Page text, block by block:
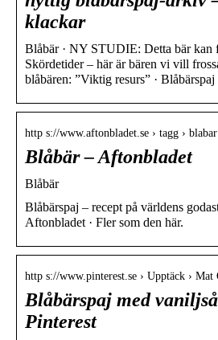
klackar
Blåbär · NY STUDIE: Detta bär kan
Skördetider – här är bären vi vill
blåbären: ”Viktig resurs” ·
http s://www.aftonbladet.se › tagg › blabar
Blåbär – Aftonbladet
Blåbär
Blåbärspaj – recept på världens
Aftonbladet · Fler som den här.
http s://www.pinterest.se › Upptäck ›
Blåbärspaj med
Pinterest